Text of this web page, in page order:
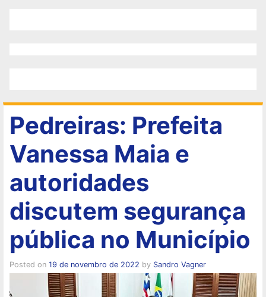
Pedreiras: Prefeita
Vanessa Maia e
autoridades
discutem segurança
pública no Município
Posted on 19 de novembro de 2022 by Sandro Vagner